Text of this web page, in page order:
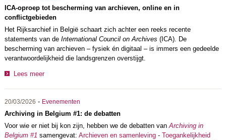
ICA-oproep tot bescherming van archieven, online en in
conflictgebieden
Het Rijksarchief in België schaart zich achter een reeks recente
statements van de International Council on Archives (ICA). De
bescherming van archieven – fysiek én digitaal – is immers een gedeelde
verantwoordelijkheid die landsgrenzen overstijgt.
Lees meer
20/03/2026 - Evenementen
Archiving in Belgium #1: de debatten
Voor wie er niet bij kon zijn, hebben we de debatten vanArchiving in
Belgium #1 samengevat: Archieven en samenleving- Toegankelijkheid